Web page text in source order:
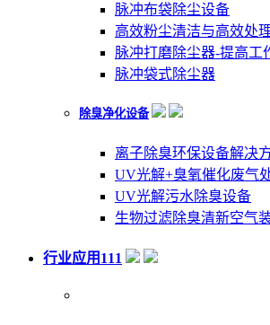
脉冲布袋除尘设备
高效粉尘清洁与高效处
脉冲打磨除尘器-提高工
脉冲袋式除尘器
除臭净化设备
离子除臭环保设备解决
UV光解+臭氧催化废气
UV光解污水除臭设备
生物过滤除臭清新空气
行业应用111